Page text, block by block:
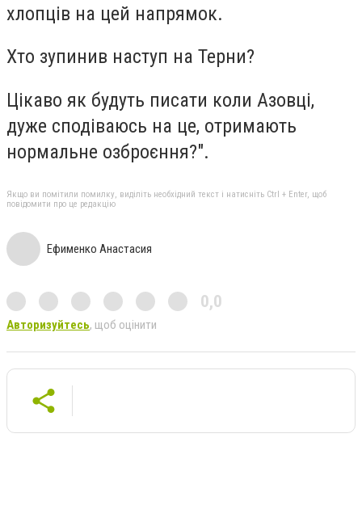
хлопців на цей напрямок.
Хто зупинив наступ на Терни?
Цікаво як будуть писати коли Азовці,
дуже сподіваюсь на це, отримають
нормальне озброєння?".
Якщо ви помітили помилку, виділіть необхідний текст і натисніть Ctrl + Enter, щоб
повідомити про це редакцію
Ефименко Анастасия
0,0
Авторизуйтесь, щоб оцінити